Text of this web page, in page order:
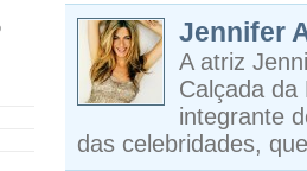
Jennifer
A atriz
Calçada da
integrante
das celebridades,